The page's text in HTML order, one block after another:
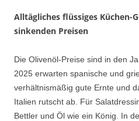
Alltägliches flüssiges
sinkenden Preisen
Die Olivenöl-Preise sind in den
2025 erwarten spanische und
verhältnismäßig gute Ernte und
Italien rutscht ab. Für
Bettler und Öl wie ein König. In